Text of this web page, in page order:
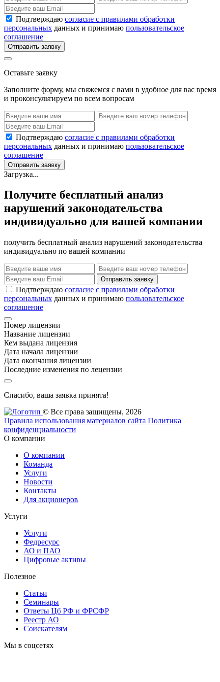
Подтверждаю согласие с правилами обработки
персональных данных и принимаю пользовательское
соглашение
Отправить заявку
Оставьте заявку
Заполните форму, мы свяжемся с вами в удобное для вас время
и проконсультируем по всем вопросам
Подтверждаю согласие с правилами обработки
персональных данных и принимаю пользовательское
соглашение
Отправить заявку
Загрузка...
Получите бесплатный анализ
нарушений законодательства
индивидуально для вашей компании
получить бесплатный анализ нарушений законодательства
индивидуально по вашей компании
Отправить заявку
Подтверждаю согласие с правилами обработки
персональных данных и принимаю пользовательское
соглашение
Номер лицензии
Название лицензии
Кем выдана лицензия
Дата начала лицензии
Дата окончания лицензии
Последние изменения по лецензии
Спасибо, ваша заявка принята!
© Все права защищены, 2026
Правила использования материалов сайта Политика
конфиденциальности
О компании
О компании
Команда
Услуги
Новости
Контакты
Для акционеров
Услуги
Услуги
Федресурс
АО и ПАО
Цифровые активы
Полезное
Статьи
Cеминары
Ответы Цб РФ и ФРСФР
Реестр АО
Соискателям
Мы в соцсетях